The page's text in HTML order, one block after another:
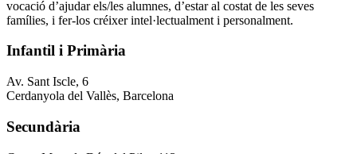
vocació d’ajudar els/les alumnes, d’estar al costat de les seves
famílies, i fer-los créixer intel·lectualment i personalment.
Infantil i Primària
Av. Sant Iscle, 6
Cerdanyola del Vallès, Barcelona
Secundària